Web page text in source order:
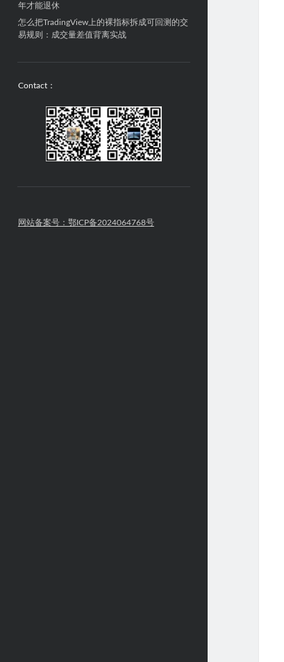
年才能退休
怎么把TradingView上的裸指标拆成可回测的交
易规则：成交量差值背离实战
Contact：
网站备案号：鄂ICP备2024064768号